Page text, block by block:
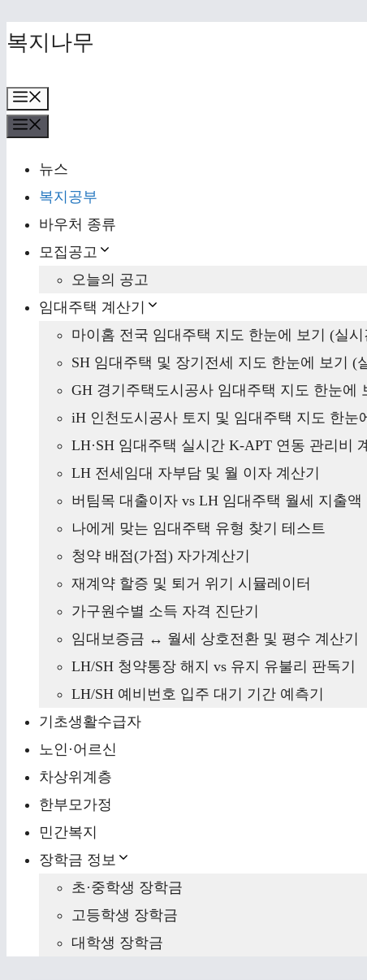
Skip
content
복지나무
뉴스
복지공부
바우처 종류
모집공고
오늘의 공고
임대주택 계산기
마이홈 전국 임대주택 지도 한눈에 보기 (실
SH 임대주택 및 장기전세 지도 한눈에 보기 (
GH 경기주택도시공사 임대주택 지도 한눈에
iH 인천도시공사 토지 및 임대주택 지도 한눈
LH·SH 임대주택 실시간 K-APT 연동 관리비
LH 전세임대 자부담 및 월 이자 계산기
버팀목 대출이자 vs LH 임대주택 월세 지출액
나에게 맞는 임대주택 유형 찾기 테스트
청약 배점(가점) 자가계산기
재계약 할증 및 퇴거 위기 시뮬레이터
가구원수별 소득 자격 진단기
임대보증금 ↔ 월세 상호전환 및 평수 계산기
LH/SH 청약통장 해지 vs 유지 유불리 판독기
LH/SH 예비번호 입주 대기 기간 예측기
기초생활수급자
노인·어르신
차상위계층
한부모가정
민간복지
장학금 정보
초·중학생 장학금
고등학생 장학금
대학생 장학금